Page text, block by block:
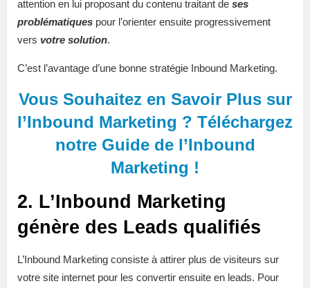
attention en lui proposant du contenu traitant de ses
problématiques pour l’orienter ensuite progressivement
vers votre solution.
C’est l’avantage d’une bonne stratégie Inbound Marketing.
Vous Souhaitez en Savoir Plus sur
l’Inbound Marketing ? Téléchargez
notre Guide de l’Inbound
Marketing !
2. L’Inbound Marketing
génère des Leads qualifiés
L’Inbound Marketing consiste à attirer plus de visiteurs sur
votre site internet pour les convertir ensuite en leads. Pour